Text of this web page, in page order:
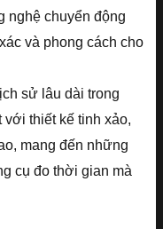
nghệ chuyển động
và phong cách cho
sử lâu dài trong
với thiết kế tinh xảo,
mang đến những
cụ đo thời gian mà